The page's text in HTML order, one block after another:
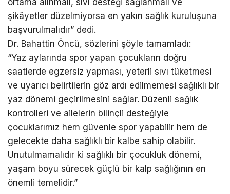
ortama alınmalı, sıvı desteği sağlanmalı ve
şikâyetler düzelmiyorsa en yakın sağlık kuruluşuna
başvurulmalıdır” dedi.
Dr. Bahattin Öncü, sözlerini şöyle tamamladı:
“Yaz aylarında spor yapan çocukların doğru
saatlerde egzersiz yapması, yeterli sıvı tüketmesi
ve uyarıcı belirtilerin göz ardı edilmemesi sağlıklı bir
yaz dönemi geçirilmesini sağlar. Düzenli sağlık
kontrolleri ve ailelerin bilinçli desteğiyle
çocuklarımız hem güvenle spor yapabilir hem de
gelecekte daha sağlıklı bir kalbe sahip olabilir.
Unutulmamalıdır ki sağlıklı bir çocukluk dönemi,
yaşam boyu sürecek güçlü bir kalp sağlığının en
önemli temelidir.”